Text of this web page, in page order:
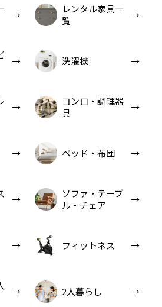
レンタル家具一
覧
洗濯機
コンロ・調理器
具
ベッド・布団
ソファ・テーブ
ル・チェア
フィットネス
2人暮らし